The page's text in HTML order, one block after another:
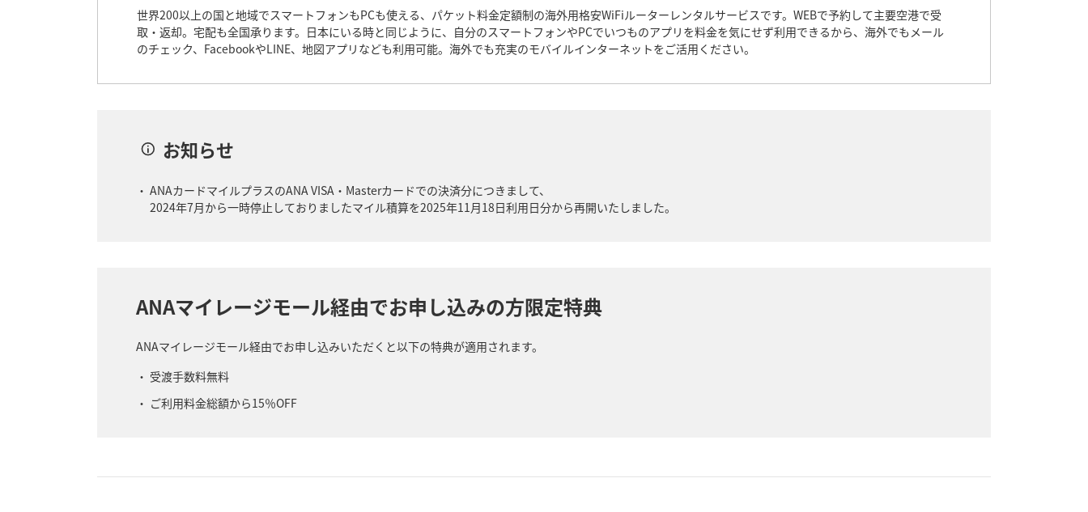
世界200以上の国と地域でスマートフォンもPCも使える、パケット料金定額制の海外用格安WiFiルーターレンタルサービスです。WEBで予約して主要空港で受
取・返却。宅配も全国承ります。日本にいる時と同じように、自分のスマートフォンやPCでいつものアプリを料金を気にせず利用できるから、海外でもメール
のチェック、FacebookやLINE、地図アプリなども利用可能。海外でも充実のモバイルインターネットをご活用ください。
お知らせ
ANAカードマイルプラスのANA VISA・Masterカードでの決済分につきまして、
2024年7月から一時停止しておりましたマイル積算を2025年11月18日利用日分から再開いたしました。
ANAマイレージモール経由でお申し込みの方限定特典
ANAマイレージモール経由でお申し込みいただくと以下の特典が適用されます。
受渡手数料無料
ご利用料金総額から15％OFF